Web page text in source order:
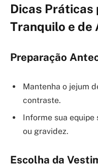
Dicas Práticas
Tranquilo e de
Preparação
Mantenha o jejum
contraste.
Informe sua
ou gravidez.
Escolha da